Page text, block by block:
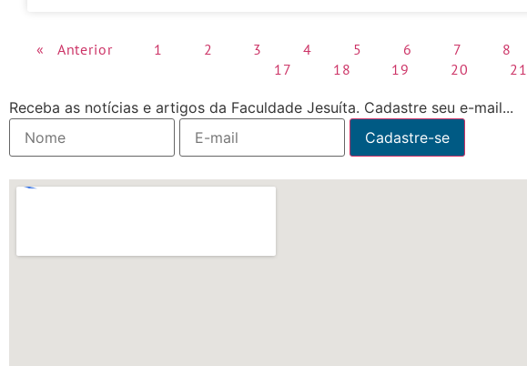
« Anterior 1 2 3 4 5 6 7 8
17
18 19 20 21
Receba as notícias e artigos da Faculdade Jesuíta. Cadastre seu e-mail...